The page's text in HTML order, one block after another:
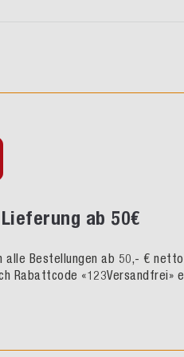
ab 50€
alle Bestellungen ab 50,- €
Rabattcode «123Versandfrei»